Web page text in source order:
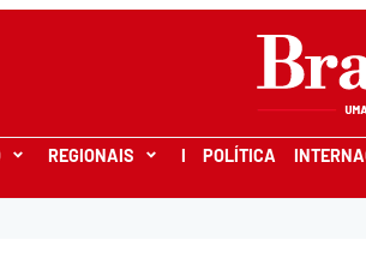
REGIONAIS I POLÍTICA